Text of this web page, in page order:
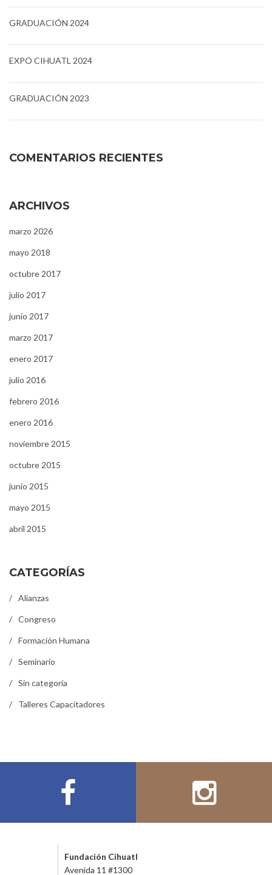
GRADUACIÓN 2024
EXPO CIHUATL 2024
GRADUACIÓN 2023
COMENTARIOS RECIENTES
ARCHIVOS
marzo 2026
mayo 2018
octubre 2017
julio 2017
junio 2017
marzo 2017
enero 2017
julio 2016
febrero 2016
enero 2016
noviembre 2015
octubre 2015
junio 2015
mayo 2015
abril 2015
CATEGORÍAS
Alianzas
Congreso
Formación Humana
Seminario
Sin categoría
Talleres Capacitadores
Fundación Cihuatl
Avenida 11 #1300